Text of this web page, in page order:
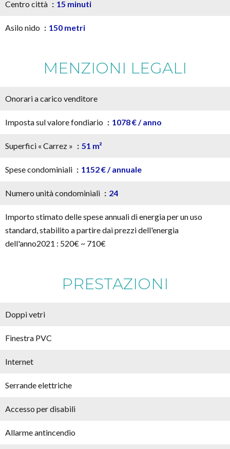
Centro città 15 minuti
Asilo nido 150 metri
MENZIONI LEGALI
Onorari a carico venditore
Imposta sul valore fondiario 1078 € / anno
Superfici « Carrez » 51 m²
Spese condominiali 1152 € / annuale
Numero unità condominiali 24
Importo stimato delle spese annuali di energia per un uso
standard, stabilito a partire dai prezzi dell'energia
dell'anno2021 : 520€ ~ 710€
PRESTAZIONI
Doppi vetri
Finestra PVC
Internet
Serrande elettriche
Accesso per disabili
Allarme antincendio